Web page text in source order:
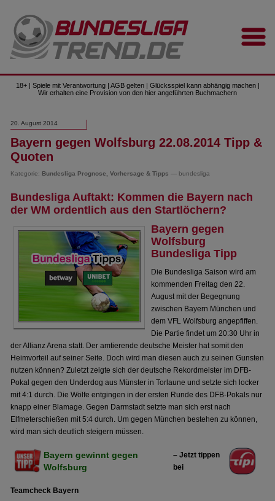
18+ | Spiele mit Verantwortung | AGB gelten | Glücksspiel kann abhängig machen |
Wir erhalten eine Provision von den hier angeführten Buchmachern
20. August 2014
Bayern gegen Wolfsburg 22.08.2014 Tipp &
Quoten
Kategorie: Bundesliga Prognose, Vorhersage & Tipps — bundesliga
Bundesliga Auftakt: Kommen die Bayern nach
der WM ordentlich aus den Startlöchern?
Bayern gegen
Wolfsburg
Bundesliga Tipp
Die Bundesliga Saison wird am
kommenden Freitag den 22.
August mit der Begegnung
zwischen Bayern München und
dem VFL Wolfsburg angepfiffen.
Die Partie findet um 20:30 Uhr in
der Allianz Arena statt. Der amtierende deutsche Meister hat somit den
Heimvorteil auf seiner Seite. Doch wird man diesen auch zu seinen Gunsten
nutzen können? Zuletzt zeigte sich der deutsche Rekordmeister im DFB-
Pokal gegen den Underdog aus Münster in Torlaune und setzte sich locker
mit 4:1 durch. Die Wölfe entgingen in der ersten Runde des DFB-Pokals nur
knapp einer Blamage. Gegen Darmstadt setzte man sich erst nach
Elfmeterschießen mit 5:4 durch. Um gegen München bestehen zu können,
wird man sich deutlich steigern müssen.
Bayern gewinnt gegen
Wolfsburg
– Jetzt tippen
bei
Teamcheck Bayern